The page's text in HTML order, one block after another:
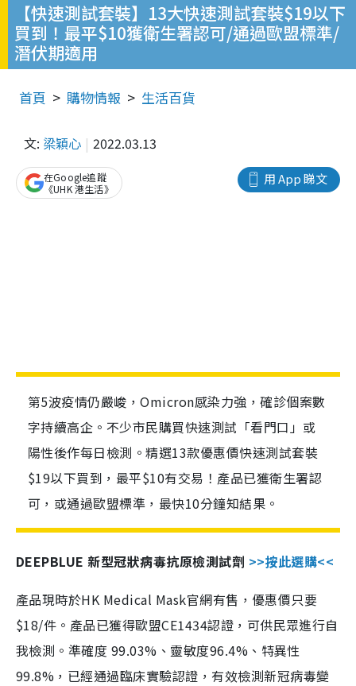
【快速測試套裝】13大快速測試套裝$19以下
買到！最平$10獲衛生署認可/通過歐盟標準/
潛伏期適用
首頁 購物情報 生活百貨
文: 梁穎心 2022.03.13
用 App 睇文
在Google追蹤
《UHK 港生活》
第5波疫情仍嚴峻，Omicron感染力強，確診個案數
字持續高企。不少市民購買快速測試「看門口」或
陽性後作每日檢測。精選13款優惠價快速測試套裝
$19以下買到，最平$10有交易！產品已獲衛生署認
可，或通過歐盟標準，最快10分鐘知結果。
DEEPBLUE 新型冠狀病毒抗原檢測試劑 >>按此選購<<
產品現時於HK Medical Mask官網有售，優惠價只要
$18/件。產品已獲得歐盟CE1434認證，可供民眾進行自
我檢測。準確度 99.03%、靈敏度96.4%、特異性
99.8%，已經通過臨床實驗認證，有效檢測新冠病毒變